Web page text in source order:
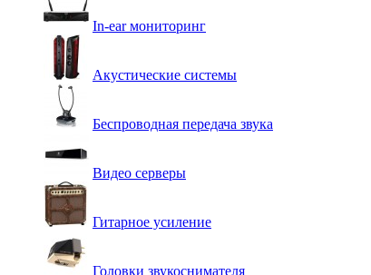
In-ear мониторинг
Акустические системы
Беспроводная передача звука
Видео серверы
Гитарное усиление
Головки звукоснимателя